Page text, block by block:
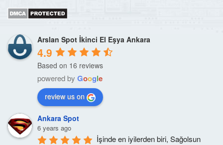
Arslan Spot İkinci El Eşya Ankara
4.9
Based on 16 reviews
powered by Google
review us on
Ankara Spot
6 years ago
İşinde en iyilerden biri, Sağolsun